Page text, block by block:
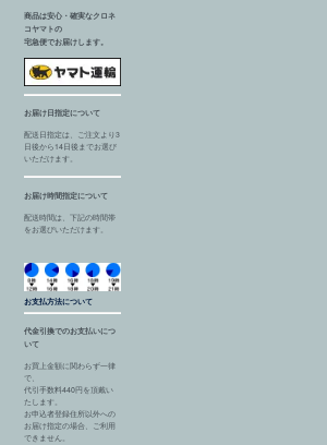
商品は安心・確実なクロネ
コヤマトの
宅急便でお届けします。
お届け日指定について
配送日指定は、ご注文より3
日後から14日後までお選び
いただけます。
お届け時間指定について
配送時間は、下記の時間帯
をお選びいただけます。
お支払方法について
代金引換でのお支払いにつ
いて
お買上金額に関わらず一律
で、
代引手数料440円を頂戴い
たします。
お申込者登録住所以外への
お届け指定の場合、ご利用
できません。